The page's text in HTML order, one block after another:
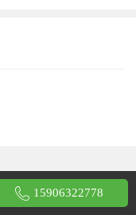
15906322778